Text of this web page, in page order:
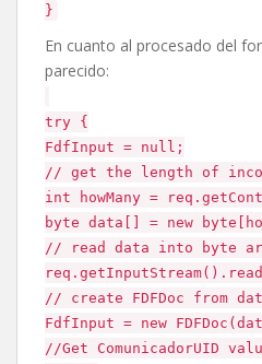
}
En cuanto al procesado del
parecido:
try {
FdfInput = null;
// get the length of
int howMany =
byte data[] = new
// read data into byte
// create FDFDoc from
FdfInput = new
//Get ComunicadorUID